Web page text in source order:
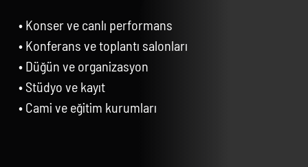
• Konser ve canlı performans
• Konferans ve toplantı salonları
• Düğün ve organizasyon
• Stüdyo ve kayıt
• Cami ve eğitim kurumları